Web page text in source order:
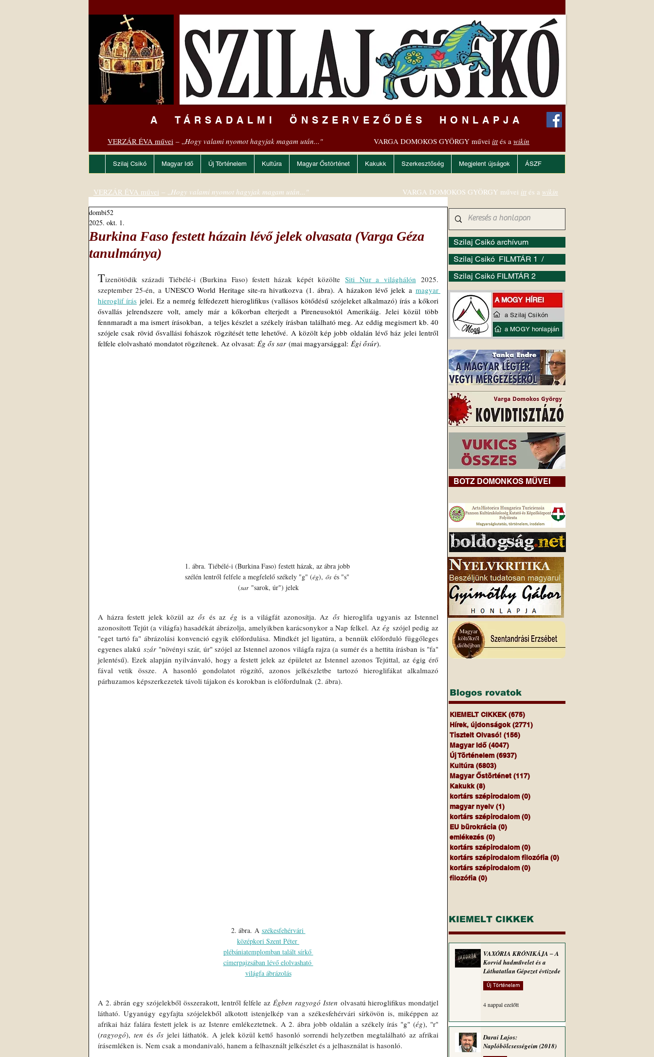
A TÁRSADALMI ÖNSZERVEZŐDÉS HONLAPJA
VERZÁR ÉVA művei – „Hogy valami nyomot hagyjak magam után..." VARGA DOMOKOS GYÖRGY művei ittés a wikin
Szilaj Csikó Magyar Idő Új Történelem Kultúra Magyar Őstörténet Kakukk Szerkesztőség Megjelent újságok ÁSZF
Burkina Faso festett házain lévő jelek olvasata (Varga Géza
tanulmánya)
dombi52
2025. okt. 1.
Tizenötödik századi Tiébélé-i (Burkina Faso) festett házak képét közölte Siti Nur a világhálón 2025.
szeptember 25-én, a UNESCO World Heritage site-ra hivatkozva (1. ábra). A házakon lévő jelek a magyar
hieroglif írás jelei. Ez a nemrég felfedezett hieroglifikus (vallásos kötődésű szójeleket alkalmazó) írás a kőkori
ősvallás jelrendszere volt, amely már a kőkorban elterjedt a Pireneusoktól Amerikáig. Jelei közül több
fennmaradt a ma ismert írásokban,  a teljes készlet a székely írásban található meg. Az eddig megismert kb. 40
szójele csak rövid ősvallási fohászok rögzítését tette lehetővé. A közölt kép jobb oldalán lévő ház jelei lentről
felfele elolvasható mondatot rögzítenek. Az olvasat: Ég ős sar (mai magyarsággal: Égi ősúr).
1. ábra. Tiébélé-i (Burkina Faso) festett házak, az ábra jobb
szélén lentről felfele a megfelelő székely "g" (ég), ős és "s"
(sar "sarok, úr") jelek
A házra festett jelek közül az ős és az ég is a világfát azonosítja. Az ős hieroglifa ugyanis az Istennel
azonosított Tejút (a világfa) hasadékát ábrázolja, amelyikben karácsonykor a Nap felkel. Az ég szójel pedig az
"eget tartó fa" ábrázolási konvenció egyik előfordulása. Mindkét jel ligatúra, a bennük előforduló függőleges
egyenes alakú szár "növényi szár, úr" szójel az Istennel azonos világfa rajza (a sumér és a hettita írásban is "fa"
jelentésű). Ezek alapján nyilvánvaló, hogy a festett jelek az épületet az Istennel azonos Tejúttal, az égig érő
fával vetik össze. A hasonló gondolatot rögzítő, azonos jelkészletbe tartozó hieroglifákat alkalmazó
párhuzamos képszerkezetek távoli tájakon és korokban is előfordulnak (2. ábra).
2. ábra. A székesfehérvári
középkori Szent Péter
plébániatemplomban talált sírkő
címerpajzsában lévő elolvasható
világfa ábrázolás
A 2. ábrán egy szójelekből összerakott, lentről felfele az Égben ragyogó Isten olvasatú hieroglifikus mondatjel
látható. Ugyanúgy egyfajta szójelekből alkotott istenjelkép van a székesfehérvári sírkövön is, miképpen az
afrikai ház falára festett jelek is az Istenre emlékeztetnek. A 2. ábra jobb oldalán a székely írás "g" (ég), "r"
(ragyogó), ten és ős jelei láthatók. A jelek közül kettő hasonló sorrendi helyzetben megtalálható az afrikai
írásemléken is. Nem csak a mondanivaló, hanem a felhasznált jelkészlet és a jelhasználat is hasonló.
Szilaj Csikó archívum
Szilaj Csikó FILMTÁR 1 /
Szilaj Csikó FILMTÁR 2
VERZÁR ÉVA művei – „Hogy valami nyomot hagyjak magam után..." VARGA DOMOKOS GYÖRGY művei itt és a wikin
BOTZ DOMONKOS MŰVEI
Blogos rovatok
KIEMELT CIKKEK (675)
Hírek, újdonságok (2771)
Tisztelt Olvasó! (156)
Magyar Idő (4047)
Új Történelem (6937)
Kultúra (6803)
Magyar Őstörténet (117)
Kakukk (8)
kortárs szépirodalom (0)
magyar nyelv (1)
kortárs szépirodalom (0)
EU bürokrácia (0)
emlékezés (0)
kortárs szépirodalom (0)
kortárs szépirodalom filozófia (0)
kortárs szépirodalom (0)
filozófia (0)
KIEMELT CIKKEK
VAXÓRIA KRÓNIKÁJA ‒ A
Korvid hadművelet és a
Láthatatlan Gépezet évtizede
Új Történelem
4 nappal ezelőtt
Darai Lajos:
Naplóbölcsességeim (2018)
a Szilaj Csikón
a MOGY honlapján